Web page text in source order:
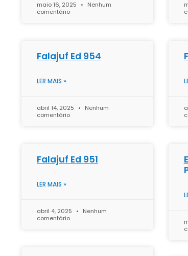
maio 16, 2025
Nenhum
comentário
Falajuf Ed 954
LER MAIS »
abril 14, 2025
Nenhum
comentário
Falajuf Ed 951
LER MAIS »
abril 4, 2025
Nenhum
comentário